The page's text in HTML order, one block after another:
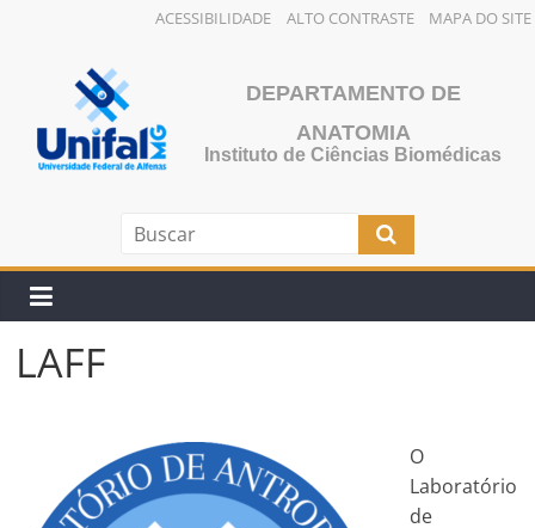
ACESSIBILIDADE ALTO CONTRASTE MAPA DO SITE
conteúdo
DEPARTAMENTO DE
ANATOMIA
Instituto de Ciências Biomédicas
LAFF
O
Laboratório
de